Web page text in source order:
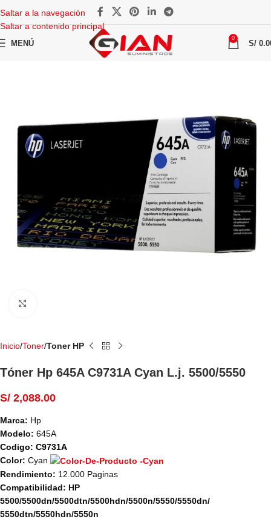
Saltar a la navegación
Saltar a contenido principal
MENÚ
0
S/
Inicio Toner Toner HP
Tóner Hp 645A C9731A Cyan L.j. 5500/5550
S/ 2,088.00
Marca: Hp
Modelo: 645A
Codigo: C9731A
Color: Cyan
Rendimiento: 12.000 Paginas
Compatibilidad: HP
5500/5500dn/5500dtn/5500hdn/5500n/5550/5550dn/
5550dtn/5550hdn/5550n